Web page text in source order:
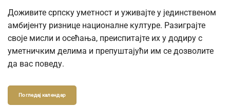
Доживите српску уметност и уживајте у јединственом
амбијенту ризнице националне културе. Разиграјте
своје мисли и осећања, преиспитајте их у додиру с
уметничким делима и препуштајући им се дозволите
да вас поведу.
Погледај календар